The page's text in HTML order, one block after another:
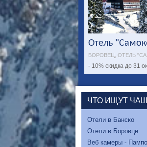
Отель
БОРОВЕЦ, ОТЕЛЬ
- 10% скидка до 31
ЧТО ИЩУТ
Отели в Банско
Отели в Боровце
Веб камеры -